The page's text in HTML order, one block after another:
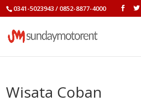
0341-5023943 / 0852-8877-4000
Wisata Coban